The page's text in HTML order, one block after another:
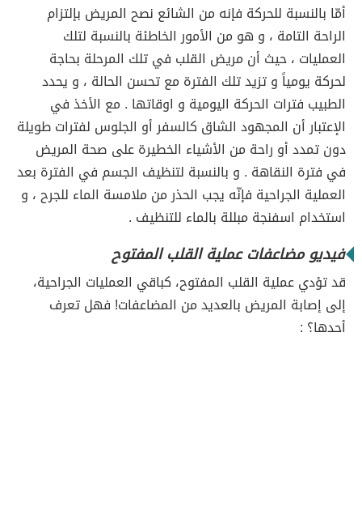
أمّا بالنسبة للحركة فإنه من الشائع نصح المريض بإلتزام
الراحة التامة ، و هو من الأمور الخاطئة بالنسبة لتلك
العمليات ، حيث أن مريض القلب في تلك المرحلة بحاجة
لحركة يومياً و تزيد تلك الفترة مع تحسن الحالة ، و يحدد
الطبيب فترات الحركة اليومية و اوقاتها . مع الأخذ في
الإعتبار أن المجهود الشاق كالسفر أو الجلوس لفترات طويلة
دون تمدد أو راحة من الأشياء الخطيرة على صحة المريض
في فترة النقاهة . و بالنسبة لتنظيف الجسم في الفترة بعد
العملية الجراحية فإنّه يجب الحذر من ملامسة الماء للجرح ، و
استخدام اسفنجة مبللة بالماء للتنظيف .
فيديو مضاعفات عملية القلب المفتوح
قد تؤدي عملية القلب المفتوح، كباقي العمليات الجراحية،
إلى إصابة المريض بالعديد من المضاعفات! فهل تعرف
أحدها؟ :